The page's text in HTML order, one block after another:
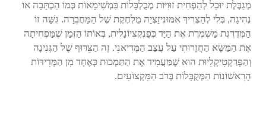
מְגַבֶּלֶת יוּכַל לְהַפְחִית זוּוִיּוֹת מְבֻלְבָּלוֹת בִּמְשִׁימָאוֹת כְּמוֹ הַכְתָּבָה אוֹ
נְהִיגָה, בְּלִי לְהַצְרִיךְ אִמּוּנִיזַצְיָה מֻלְחֶקֶת שֶׁל הַמַּחֲבֵרָה. גִּשָּׁה זוֹ
הַמְּדֻרְגֶּת מַשְׁמֶרֶת אֶת הַיָּד כְּפֻנְקְצִיוֹנָלִית, בְּאוֹתוֹ הַזְּמַן שֶׁמַּפְחִיתָה
אֶת הַמַּשָּׂא הַחֲזָרוּתִי עַל עֲצַב הַמֶּדִיאנִי. זֶה הַצֵּרּוּף שֶׁל הַגְּנִינָה
וְהַפְּרַקְטִיקָלִיוּת הוּא שֶׁמַּעֲמִיד אֶת הַתַּמְכוּת כְּאֶחָד מִן הַמְּדִידּוֹת
הָרִאשׁוֹנוֹת הַמְּקֻבָּלוֹת בְּרֹב הַמִּקְצוֹעִים.